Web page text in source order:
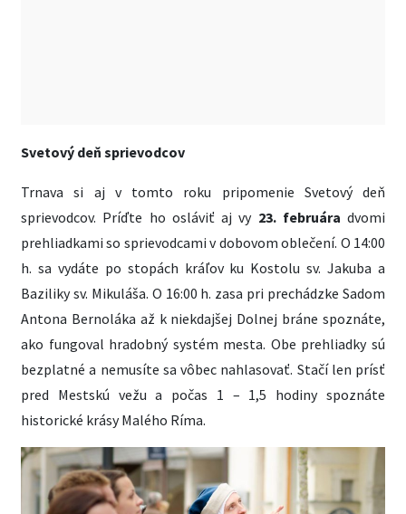
Svetový deň sprievodcov
Trnava si aj v tomto roku pripomenie Svetový deň
sprievodcov. Príďte ho osláviť aj vy 23. februára dvomi
prehliadkami so sprievodcami v dobovom oblečení. O 14:00
h. sa vydáte po stopách kráľov ku Kostolu sv. Jakuba a
Baziliky sv. Mikuláša. O 16:00 h. zasa pri prechádzke Sadom
Antona Bernoláka až k niekdajšej Dolnej bráne spoznáte,
ako fungoval hradobný systém mesta. Obe prehliadky sú
bezplatné a nemusíte sa vôbec nahlasovať. Stačí len prísť
pred Mestskú vežu a počas 1 – 1,5 hodiny spoznáte
historické krásy Malého Ríma.